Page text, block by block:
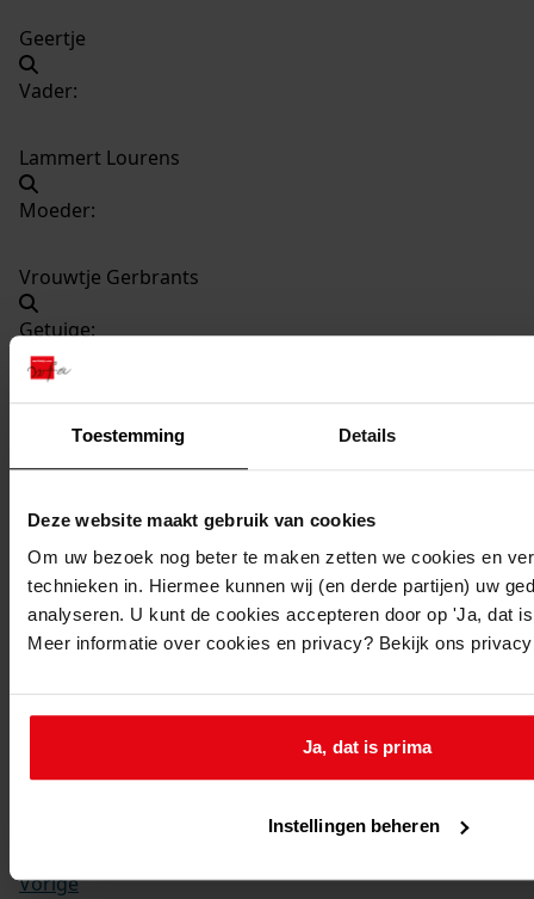
Toestemming Details
Deze website maakt gebruik van cookies
Om uw bezoek nog beter te maken zetten we cookies en
technieken in. Hiermee kunnen wij (en derde partijen) uw
analyseren. U kunt de cookies accepteren door op 'Ja, dat
Meer informatie over cookies en privacy? Bekijk ons
Ja, dat is prima
Instellingen beheren
Geertje
Vader:
Lammert Lourens
Moeder:
Vrouwtje Gerbrants
Getuige:
Marijtje de Wit
Kerkelijke gezindte:
Toegangsnummer:
1702-09 Doop-, trouw- en begraafboeken Enkhuizen,
1581-1910
Inventarisnummer :
13
177.
Dit bestand is nog niet gecontroleerd op volledigheid
Vorige